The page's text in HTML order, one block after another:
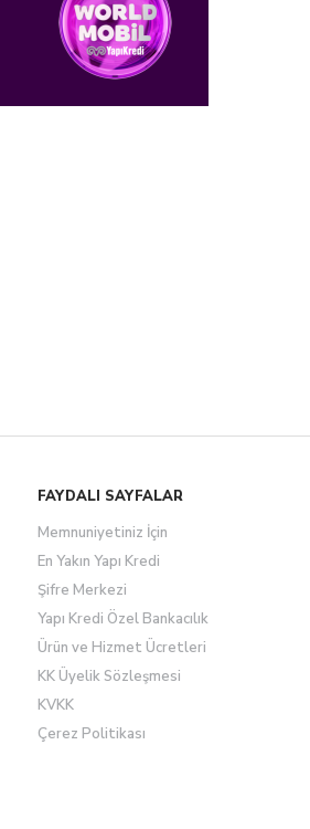
FAYDALI SAYFALAR
Memnuniyetiniz İçin
En Yakın Yapı Kredi
Şifre Merkezi
Yapı Kredi Özel Bankacılık
Ürün ve Hizmet Ücretleri
KK Üyelik Sözleşmesi
KVKK
Çerez Politikası